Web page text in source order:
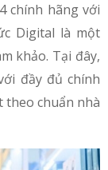
chính hãng với
Digital là một
khảo. Tại đây,
đầy đủ chính
theo chuẩn nhà